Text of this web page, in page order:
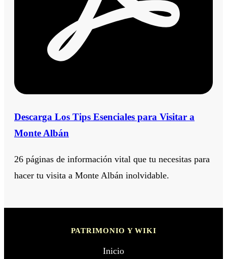
Descarga Los Tips Esenciales para Visitar a
Monte Albán
26 páginas de información vital que tu necesitas para
hacer tu visita a Monte Albán inolvidable.
PATRIMONIO Y WIKI
Inicio